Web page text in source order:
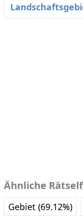
Ähnliche
Gebiet (69.12%)